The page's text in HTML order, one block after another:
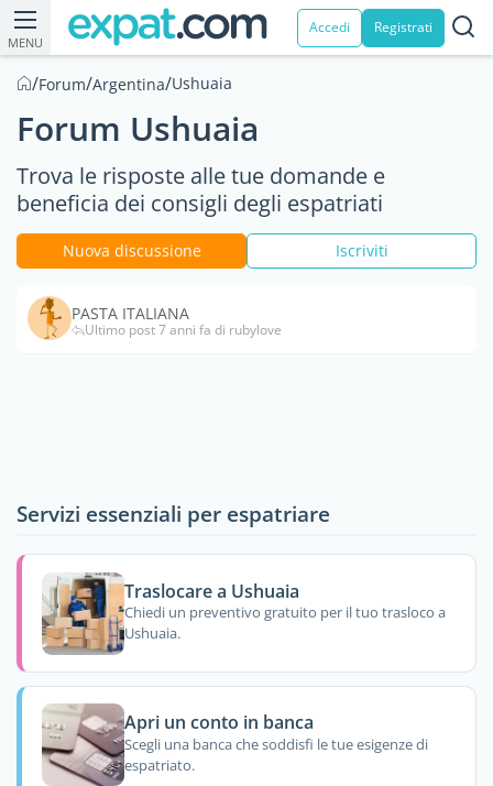
MENU
Accedi Registrati
/Forum/Argentina/Ushuaia
Forum Ushuaia
Trova le risposte alle tue domande e
beneficia dei consigli degli espatriati
Nuova discussione Iscriviti
PASTA ITALIANA
Ultimo post 7 anni fa di rubylove
Servizi essenziali per espatriare
Traslocare a Ushuaia
Chiedi un preventivo gratuito per il tuo trasloco a
Ushuaia.
Apri un conto in banca
Scegli una banca che soddisfi le tue esigenze di
espatriato.